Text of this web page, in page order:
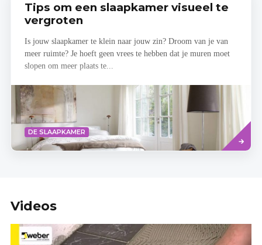
Tips om een slaapkamer visueel te
vergroten
Is jouw slaapkamer te klein naar jouw zin? Droom van je van
meer ruimte? Je hoeft geen vrees te hebben dat je muren moet
slopen om meer plaats te...
DE SLAAPKAMER
more
Videos